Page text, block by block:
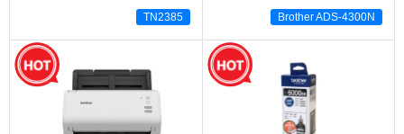
TN2385 Brother ADS-4300N